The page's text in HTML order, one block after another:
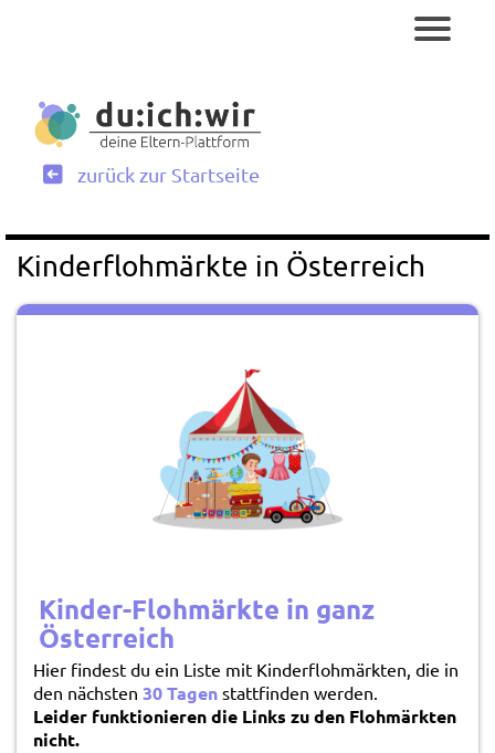
zurück zur Startseite
Kinderflohmärkte in Österreich
Kinder-Flohmärkte in ganz
Österreich
Hier findest du ein Liste mit Kinderflohmärkten, die in
den nächsten 30 Tagen stattfinden werden.
Leider funktionieren die Links zu den Flohmärkten
nicht.